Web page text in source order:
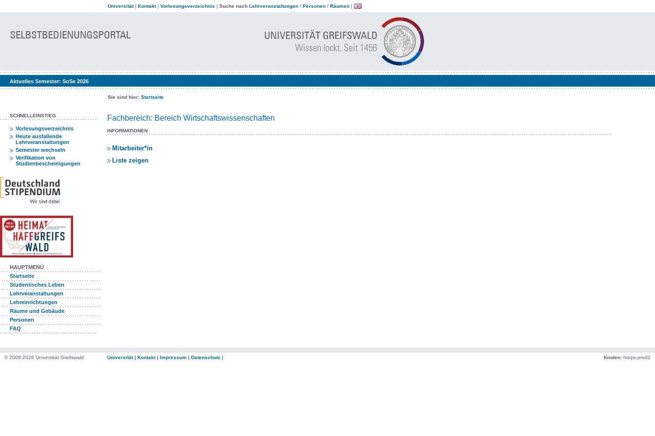
Universität| Kontakt| Vorlesungsverzeichnis | Suche nach Lehrveranstaltungen / Personen / Räumen |
Aktuelles Semester: SoSe 2026
Sie sind hier: Startseite
SCHNELLEINSTIEG
Vorlesungsverzeichnis
Heute ausfallende
Lehrveranstaltungen
Semester wechseln
Verifikation von
Studienbescheinigungen
HAUPTMENÜ
Startseite
Studentisches Leben
Lehrveranstaltungen
Lehreinrichtungen
Räume und Gebäude
Personen
FAQ
Fachbereich: Bereich Wirtschaftswissenschaften
INFORMATIONEN
Mitarbeiter*in
Liste zeigen
© 2009-2026 Universität Greifswald Universität| Kontakt| Impressum | Datenschutz | Knoten: hisqis-prod2